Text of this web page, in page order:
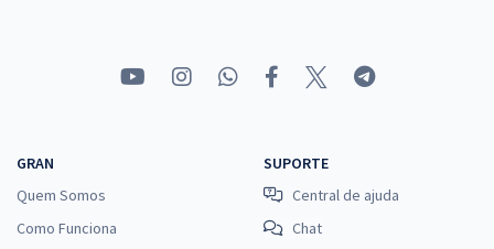
GRAN
Quem Somos
Como Funciona
SUPORTE
Central de ajuda
Chat